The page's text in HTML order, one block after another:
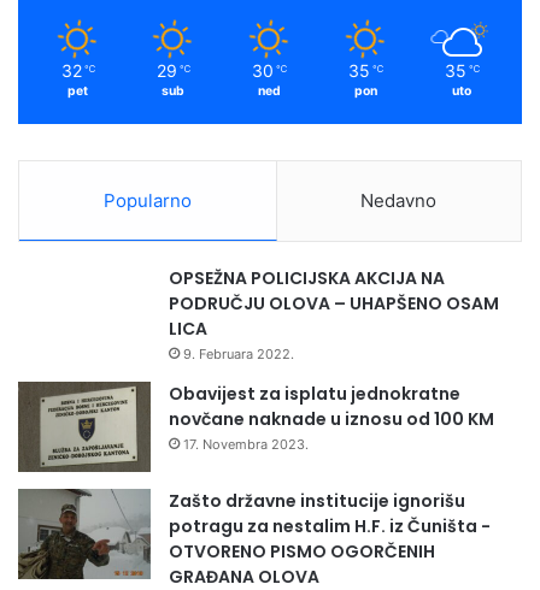
32 ℃
pet
29 ℃
sub
30 ℃
ned
35 ℃
pon
35 ℃
uto
Popularno Nedavno
OPSEŽNA POLICIJSKA AKCIJA NA
PODRUČJU OLOVA – UHAPŠENO OSAM
LICA
9. Februara 2022.
Obavijest za isplatu jednokratne
novčane naknade u iznosu od 100 KM
17. Novembra 2023.
Zašto državne institucije ignorišu
potragu za nestalim H.F. iz Čuništa -
OTVORENO PISMO OGORČENIH
GRAĐANA OLOVA